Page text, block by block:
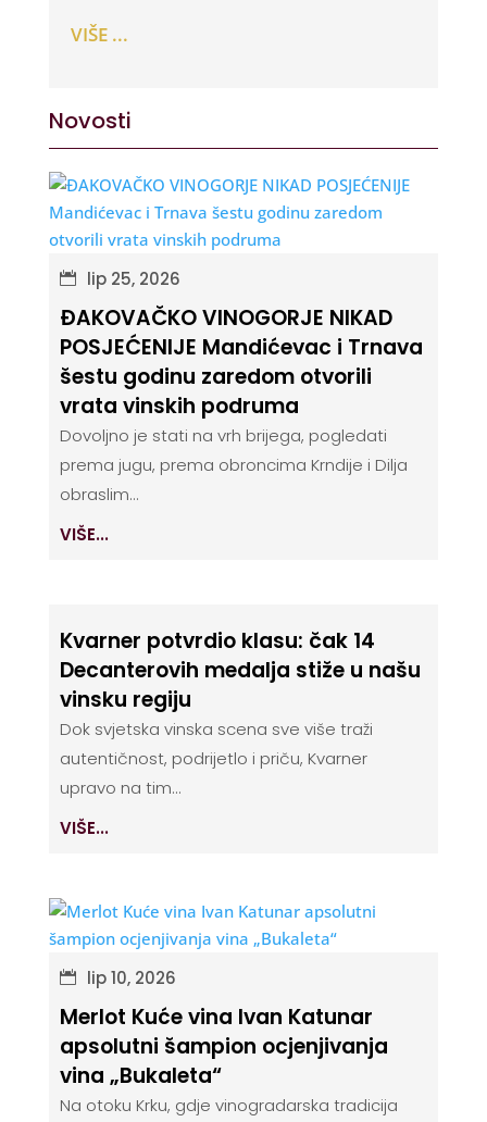
VIŠE ...
Novosti
lip 25, 2026
ĐAKOVAČKO VINOGORJE NIKAD
POSJEĆENIJE Mandićevac i Trnava
šestu godinu zaredom otvorili
vrata vinskih podruma
Dovoljno je stati na vrh brijega, pogledati
prema jugu, prema obroncima Krndije i Dilja
obraslim...
VIŠE...
Kvarner potvrdio klasu: čak 14
Decanterovih medalja stiže u našu
vinsku regiju
Dok svjetska vinska scena sve više traži
autentičnost, podrijetlo i priču, Kvarner
upravo na tim...
VIŠE...
lip 10, 2026
Merlot Kuće vina Ivan Katunar
apsolutni šampion ocjenjivanja
vina „Bukaleta“
Na otoku Krku, gdje vinogradarska tradicija